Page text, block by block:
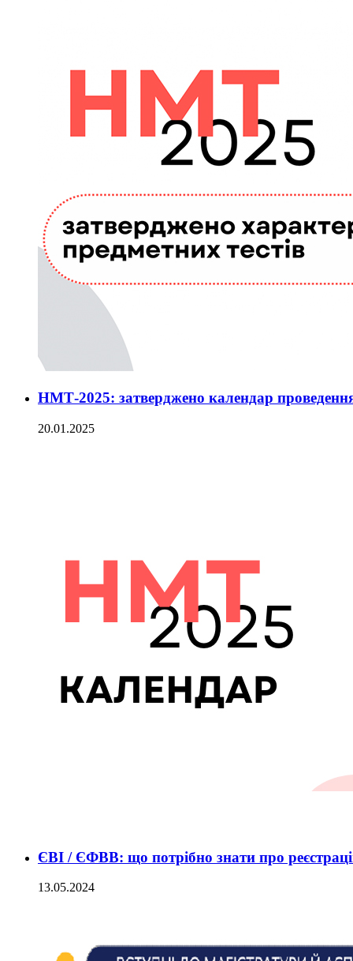
НМТ-2025: затверджено календар
20.01.2025
ЄВІ / ЄФВВ: що потрібно знати про
13.05.2024